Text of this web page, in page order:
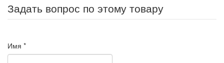
Задать вопрос по этому товару
Имя *